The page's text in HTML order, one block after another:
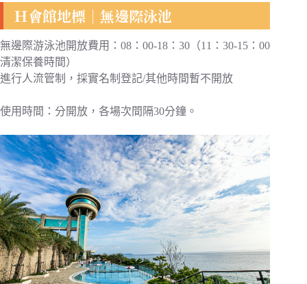
Ｈ會館地標｜無邊際泳池
無邊際游泳池開放費用：08：00-18：30（11：30-15：00
清潔保養時間）
進行人流管制，採實名制登記/其他時間暫不開放
使用時間：分開放，各場次間隔30分鐘。